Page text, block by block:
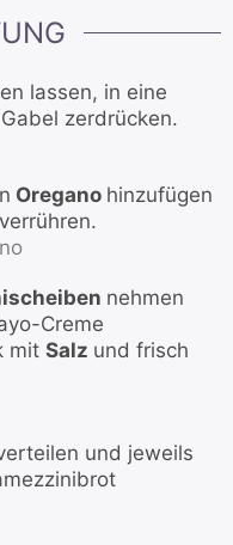
lassen, in eine
zerdrücken.
Oregano hinzufügen
nehmen
Creme
mit Salz und frisch
und jeweils